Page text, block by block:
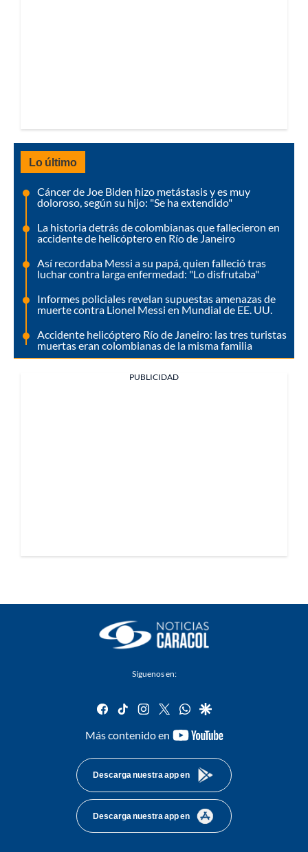
Lo último
Cáncer de Joe Biden hizo metástasis y es muy
doloroso, según su hijo: "Se ha extendido"
La historia detrás de colombianas que fallecieron en
accidente de helicóptero en Río de Janeiro
Así recordaba Messi a su papá, quien falleció tras
luchar contra larga enfermedad: "Lo disfrutaba"
Informes policiales revelan supuestas amenazas de
muerte contra Lionel Messi en Mundial de EE. UU.
Accidente helicóptero Río de Janeiro: las tres turistas
muertas eran colombianas de la misma familia
PUBLICIDAD
Síguenos en:
facebook
tiktok instagram
twitterwhatsapp
google
Más contenido en
youtube-
Descarga nuestra app en
Descarga nuestra app en